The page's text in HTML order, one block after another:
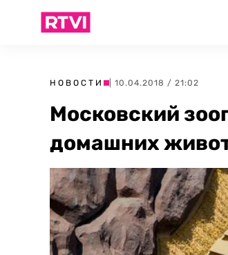
НОВОСТИ | 10.04.2018 / 21:02
Московский
домашних